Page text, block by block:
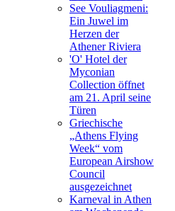
See Vouliagmeni:
Ein Juwel im
Herzen der
Athener Riviera
'O' Hotel der
Myconian
Collection öffnet
am 21. April seine
Türen
Griechische
„Athens Flying
Week“ vom
European Airshow
Council
ausgezeichnet
Karneval in Athen